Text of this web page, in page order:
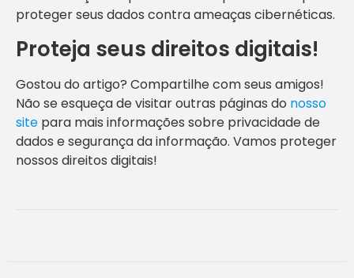
proteger seus dados contra ameaças cibernéticas.
Proteja seus direitos digitais!
Gostou do artigo? Compartilhe com seus amigos!
Não se esqueça de visitar outras páginas do nosso
site para mais informações sobre privacidade de
dados e segurança da informação. Vamos proteger
nossos direitos digitais!